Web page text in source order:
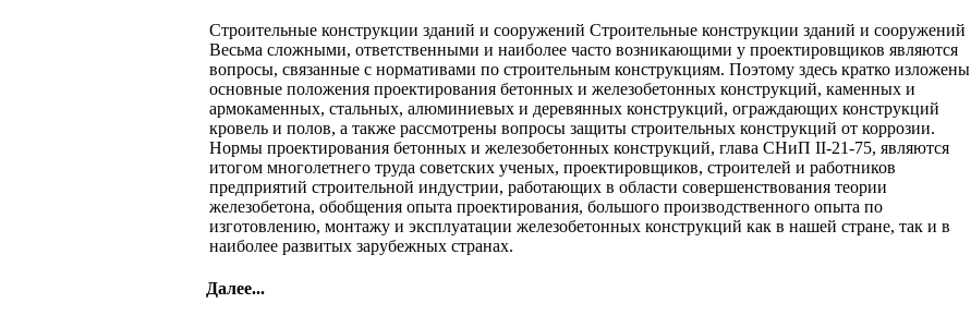
Строительные конструкции зданий и сооружений Строительные конструкции зданий и сооружений
Весьма сложными, ответственными и наиболее часто возникающими у проектировщиков являются
вопросы, связанные с нормативами по строительным конструкциям. Поэтому здесь кратко изложены
основные положения проектирования бетонных и железобетонных конструкций, каменных и
армокаменных, стальных, алюминиевых и деревянных конструкций, ограждающих конструкций
кровель и полов, а также рассмотрены вопросы защиты строительных конструкций от коррозии.
Нормы проектирования бетонных и железобетонных конструкций, глава СНиП II-21-75, являются
итогом многолетнего труда советских ученых, проектировщиков, строителей и работников
предприятий строительной индустрии, работающих в области совершенствования теории
железобетона, обобщения опыта проектирования, большого производственного опыта по
изготовлению, монтажу и эксплуатации железобетонных конструкций как в нашей стране, так и в
наиболее развитых зарубежных странах.
Далее...